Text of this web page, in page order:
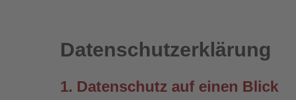
Datenschutz­erklärung
1. Datenschutz auf einen Blick